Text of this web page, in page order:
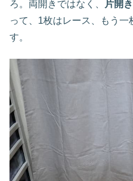
ろ。両開きではなく、
片開
って、1枚はレース、もう一
す。